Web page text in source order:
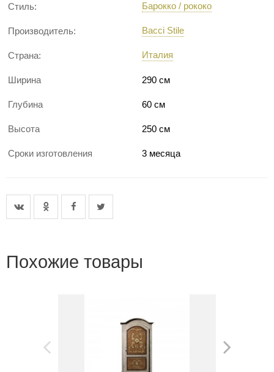
Стиль: Барокко / рококо
Производитель: Bacci Stile
Страна: Италия
Ширина 290 см
Глубина 60 см
Высота 250 см
Сроки изготовления 3 месяца
Похожие товары